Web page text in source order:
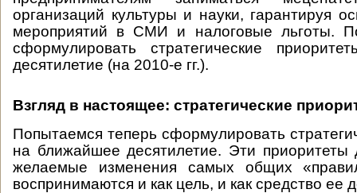
организаций культуры и науки, гарантируя
мероприятий в СМИ и налоговые льготы.
сформулировать стратегические
десятилетие (на 2010-е гг.).
Взгляд в настоящее: стратегические
Попытаемся теперь сформулировать
на ближайшее десятилетие. Эти приоритеты
желаемые изменения самых общих
воспринимаются и как цель, и как средство ее